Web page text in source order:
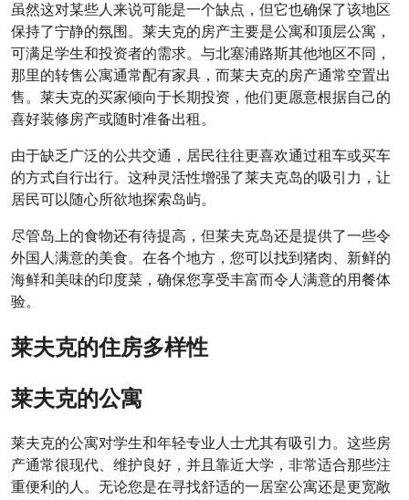
虽然这对某些人来说可能是一个缺点，但它也确保了该地区
保持了宁静的氛围。莱夫克的房产主要是公寓和顶层公寓，
可满足学生和投资者的需求。与北塞浦路斯其他地区不同，
那里的转售公寓通常配有家具，而莱夫克的房产通常空置出
售。莱夫克的买家倾向于长期投资，他们更愿意根据自己的
喜好装修房产或随时准备出租。
由于缺乏广泛的公共交通，居民往往更喜欢通过租车或买车
的方式自行出行。这种灵活性增强了莱夫克岛的吸引力，让
居民可以随心所欲地探索岛屿。
尽管岛上的食物还有待提高，但莱夫克岛还是提供了一些令
外国人满意的美食。在各个地方，您可以找到猪肉、新鲜的
海鲜和美味的印度菜，确保您享受丰富而令人满意的用餐体
验。
莱夫克的住房多样性
莱夫克的公寓
莱夫克的公寓对学生和年轻专业人士尤其有吸引力。这些房
产通常很现代、维护良好，并且靠近大学，非常适合那些注
重便利的人。无论您是在寻找舒适的一居室公寓还是更宽敞